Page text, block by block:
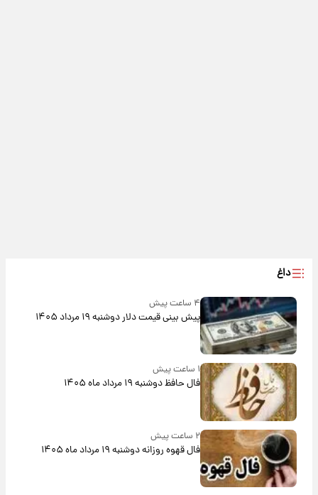
داغ
۴ ساعت پیش
پیش‌ بینی قیمت دلار دوشنبه ۱۹ مرداد ۱۴۰۵
۱ ساعت پیش
فال حافظ دوشنبه ۱۹ مرداد ماه ۱۴۰۵
۲ ساعت پیش
فال قهوه روزانه دوشنبه ۱۹ مرداد ماه ۱۴۰۵